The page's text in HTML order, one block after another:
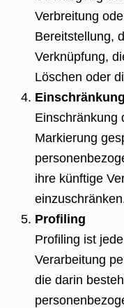
Verbreitung
Bereitstellung,
Verknüpfung,
Löschen oder
Einschränkung
Markierung
ihre künftige
Profiling
Profiling ist
Verarbeitung
die darin